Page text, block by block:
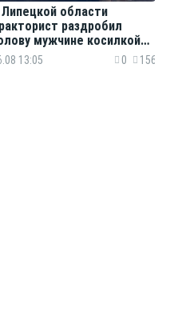
Липецкой области
раздробил
мужчине косилкой
13:05 0 156